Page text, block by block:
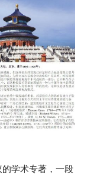
学术专著，一段